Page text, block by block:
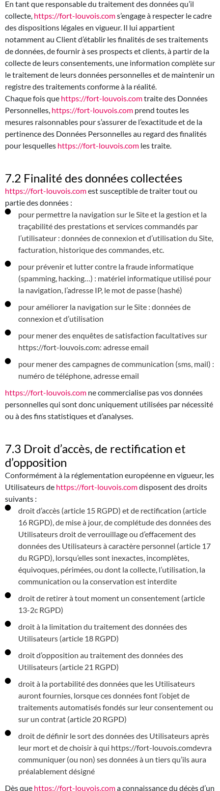
En tant que responsable du traitement des données qu’il
collecte, https://fort-louvois.coms’engage à respecter le cadre
des dispositions légales en vigueur. Il lui appartient
notamment au Client d’établir les finalités de ses traitements
de données, de fournir à ses prospects et clients, à partir de la
collecte de leurs consentements, une information complète sur
le traitement de leurs données personnelles et de maintenir un
registre des traitements conforme à la réalité.
Chaque fois que https://fort-louvois.comtraite des Données
Personnelles, https://fort-louvois.com prend toutes les
mesures raisonnables pour s’assurer de l’exactitude et de la
pertinence des Données Personnelles au regard des finalités
pour lesquelles https://fort-louvois.com les traite.
7.2 Finalité des données collectées
https://fort-louvois.comest susceptible de traiter tout ou
partie des données :
pour permettre la navigation sur le Site et la gestion et la
traçabilité des prestations et services commandés par
l’utilisateur : données de connexion et d’utilisation du Site,
facturation, historique des commandes, etc.
pour prévenir et lutter contre la fraude informatique
(spamming, hacking…) : matériel informatique utilisé pour
la navigation, l’adresse IP, le mot de passe (hashé)
pour améliorer la navigation sur le Site : données de
connexion et d’utilisation
pour mener des enquêtes de satisfaction facultatives sur
https://fort-louvois.com: adresse email
pour mener des campagnes de communication (sms, mail) :
numéro de téléphone, adresse email
https://fort-louvois.com ne commercialise pas vos données
personnelles qui sont donc uniquement utilisées par nécessité
ou à des fins statistiques et d’analyses.
7.3 Droit d’accès, de rectification et
d’opposition
Conformément à la réglementation européenne en vigueur, les
Utilisateurs de https://fort-louvois.comdisposent des droits
suivants :
droit d’accès (article 15 RGPD) et de rectification (article
16 RGPD), de mise à jour, de complétude des données des
Utilisateurs droit de verrouillage ou d’effacement des
données des Utilisateurs à caractère personnel (article 17
du RGPD), lorsqu’elles sont inexactes, incomplètes,
équivoques, périmées, ou dont la collecte, l’utilisation, la
communication ou la conservation est interdite
droit de retirer à tout moment un consentement (article
13-2c RGPD)
droit à la limitation du traitement des données des
Utilisateurs (article 18 RGPD)
droit d’opposition au traitement des données des
Utilisateurs (article 21 RGPD)
droit à la portabilité des données que les Utilisateurs
auront fournies, lorsque ces données font l’objet de
traitements automatisés fondés sur leur consentement ou
sur un contrat (article 20 RGPD)
droit de définir le sort des données des Utilisateurs après
leur mort et de choisir à qui https://fort-louvois.comdevra
communiquer (ou non) ses données à un tiers qu’ils aura
préalablement désigné
Dès que https://fort-louvois.coma connaissance du décès d’un